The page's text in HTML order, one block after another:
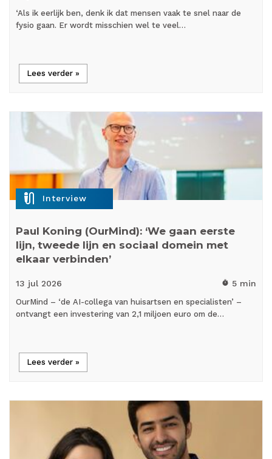
‘Als ik eerlijk ben, denk ik dat mensen vaak te snel naar de
fysio gaan. Er wordt misschien wel te veel…
Lees verder »
mic_external_on Interview
Paul Koning (OurMind): ‘We gaan eerste
lijn, tweede lijn en sociaal domein met
elkaar verbinden’
13 jul 2026 timer 5 min
OurMind – ‘de AI-collega van huisartsen en specialisten’ –
ontvangt een investering van 2,1 miljoen euro om de…
Lees verder »